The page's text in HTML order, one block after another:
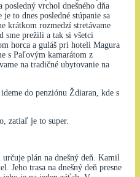
vrchol dnešného dňa
to dnes posledné stúpanie sa
krátkom rozmedzí stretávame
sme prežili a tak si všetci
horca a guláš pri hoteli Magura
s Paľovým kamarátom z
na tradičné ubytovanie na
do penziónu Ždiaran, kde s
zatiaľ je to super.
plán na dnešný deň. Kamil
Jeho trasa na dnešný deň presne